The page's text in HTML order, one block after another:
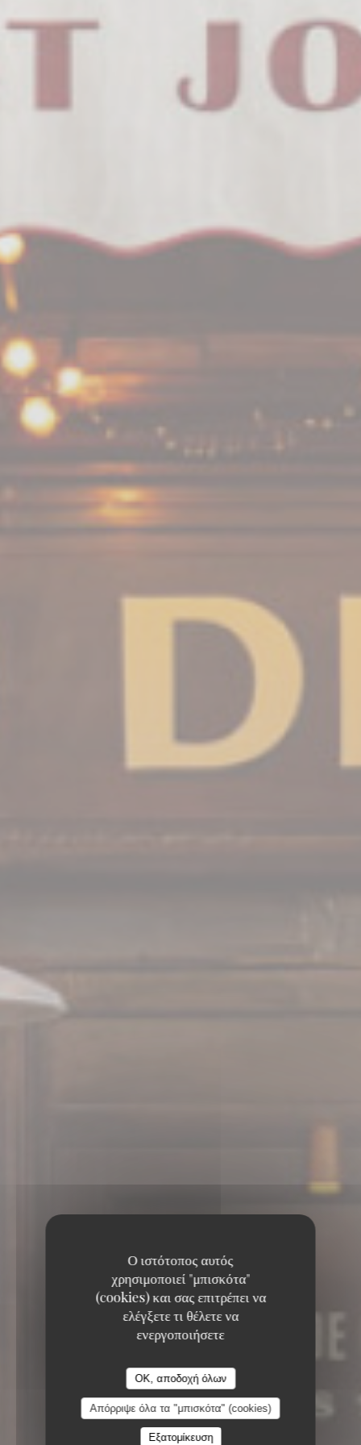
Ο ιστότοπος αυτός
χρησιμοποιεί "μπισκότα"
(cookies) και σας επιτρέπει να
ελέγξετε τι θέλετε να
ενεργοποιήσετε
OK, αποδοχή όλων
Απόρριψε όλα τα "μπισκότα" (cookies)
Εξατομίκευση
6, RUE COQUILLIÈRE 75001 PARIS